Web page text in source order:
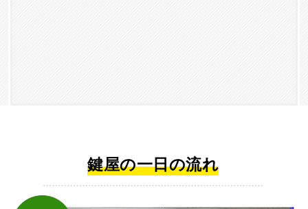
鍵屋の一日の流れ